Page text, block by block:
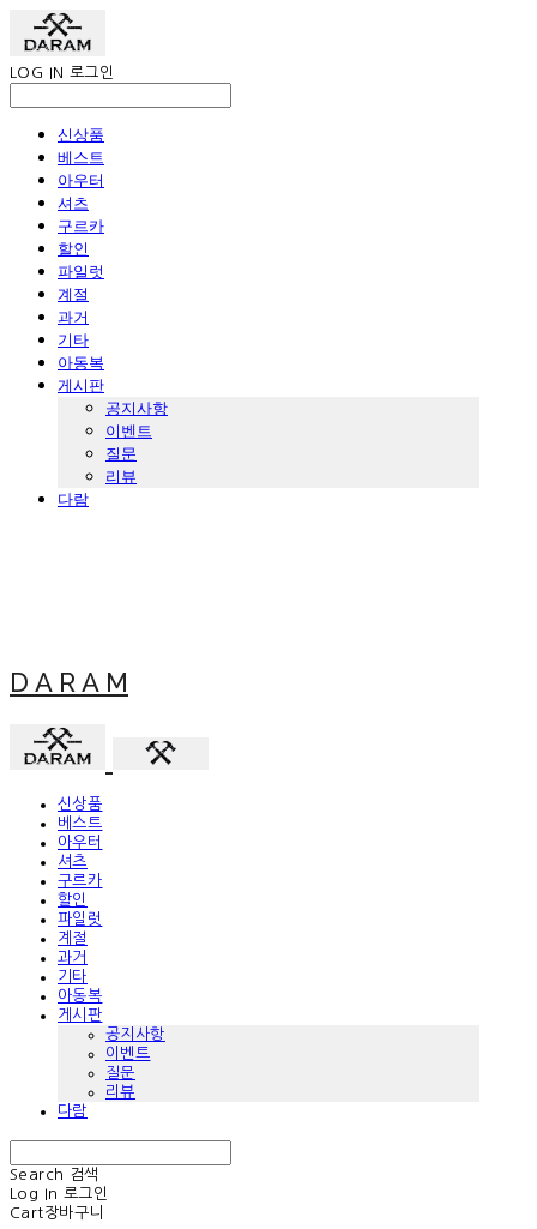
LOG IN 로그인
신상품
베스트
아우터
셔츠
구르카
할인
파일럿
계절
과거
기타
아동복
게시판
공지사항
이벤트
질문
리뷰
다람
D A R A M
신상품
베스트
아우터
셔츠
구르카
할인
파일럿
계절
과거
기타
아동복
게시판
공지사항
이벤트
질문
리뷰
다람
Search
검색
Log In 로그인
Cart장바구니